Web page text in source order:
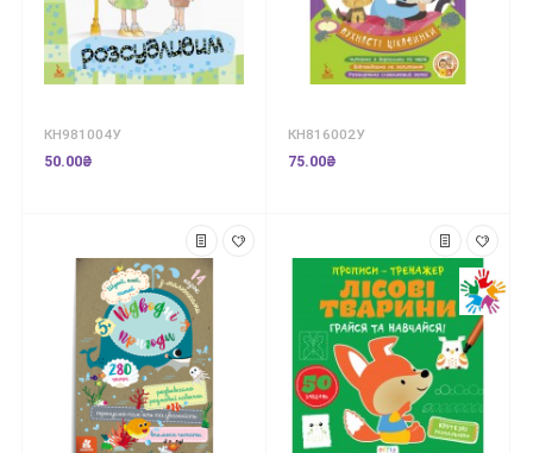
КН981004У
50.00₴
КН816002У
75.00₴